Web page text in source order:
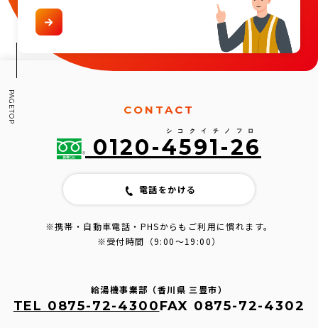
CONTACT
0120-4591-26
シコクイチノフロ
電話をかける
※携帯・自動車電話・PHSからもご利用に慣れます。
※受付時間（9:00〜19:00）
給湯機事業部（香川県 三豊市）
TEL 0875-72-4300FAX 0875-72-4302